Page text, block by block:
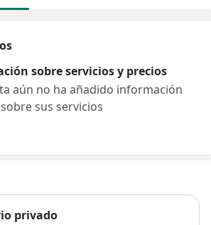
sobre servicios y precios
aún no ha añadido información
sobre sus servicios
privado